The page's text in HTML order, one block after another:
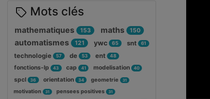
Mots clés
mathematiques 153 maths 150
automatismes 121 ywc 65 snt 61
technologie 57 de 53 ent 48
fonctions-lp 43 cap 41 modelisation 40
spcl 36 orientation 34 geometrie 31
motivation 31 pensees positives 31